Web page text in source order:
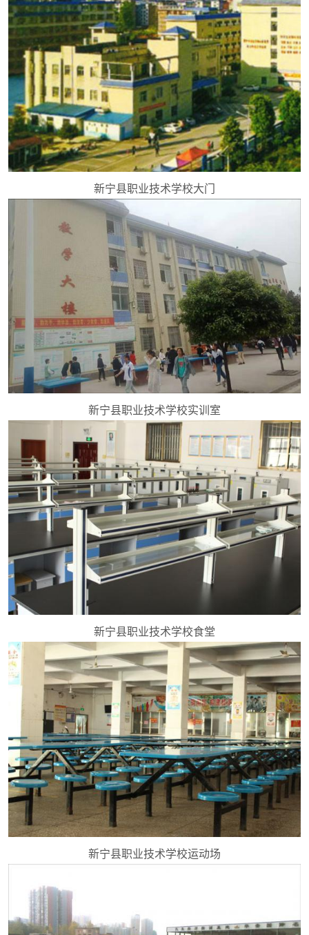
新宁县职业技术学校大门
新宁县职业技术学校实训室
新宁县职业技术学校食堂
新宁县职业技术学校运动场